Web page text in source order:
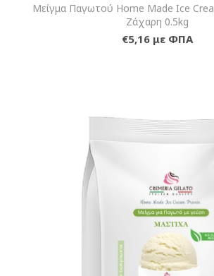
Μείγμα Παγωτού Home Made Ice
Ζάχαρη 0.5kg
€5,16 με ΦΠΑ